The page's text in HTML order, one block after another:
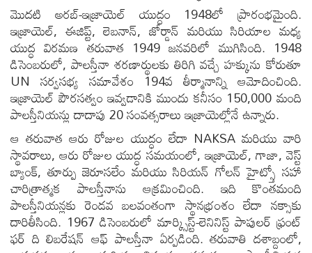
మొదటి అరబ్-ఇజ్రాయెల్ యుద్ధం 1948లో ప్రారంభమైంది.
ఇజ్రాయెల్, ఈజిప్ట్, లెబనాన్, జోర్డాన్ మరియు సిరియాల మధ్య
యుద్ధ విరమణ తరువాత 1949 జనవరిలో ముగిసింది. 1948
డిసెంబరులో, పాలస్తీనా శరణార్థులకు తిరిగి వచ్చే హక్కును కోరుతూ
UN సర్వసభ్య సమావేశం 194వ తీర్మానాన్ని ఆమోదించింది.
ఇజ్రాయెల్ పౌరసత్వం ఇవ్వడానికి ముందు కనీసం 150,000 మంది
పాలస్తీనియన్లు దాదాపు 20 సంవత్సరాలు ఇజ్రాయెల్లోనే ఉన్నారు.
ఆ తరువాత ఆరు రోజుల యుద్ధం లేదా NAKSA మరియు వారి
స్థావరాలు, ఆరు రోజుల యుద్ధ సమయంలో, ఇజ్రాయెల్, గాజా, వెస్ట్
బ్యాంక్, తూర్పు జెరూసలేం మరియు సిరియన్ గోలన్ హైట్స్తో సహా
చారిత్రాత్మక పాలస్తీనాను ఆక్రమించింది. ఇది కొంతమంది
పాలస్తీనియన్లకు రెండవ బలవంతంగా స్థానభ్రంశం లేదా నక్సాకు
దారితీసింది. 1967 డిసెంబరులో మార్క్సిస్ట్-లెనినిస్ట్ పాపులర్ ఫ్రంట్
ఫర్ ది లిబరేషన్ ఆఫ్ పాలస్తీనా ఏర్పడింది. తరువాతి దశాబ్దంలో,